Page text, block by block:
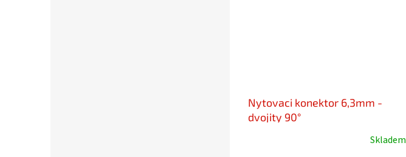
Nytovaci konektor 6,3mm -
dvojity 90°
Skladem